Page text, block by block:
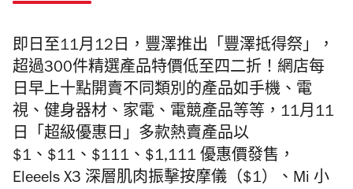
即日至11月12日，豐澤推出「豐澤抵得祭」，
超過300件精選產品特價低至四二折！網店每
日早上十點開賣不同類別的產品如手機、電
視、健身器材、家電、電競產品等等，11月11
日「超級優惠日」多款熱賣產品以
$1 、 $11、 $111、 $1,111 優惠價發售，
Eleeels X3 深層肌肉振擊按摩儀（$1）、Mi 小